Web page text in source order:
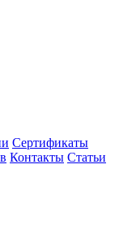
Сертификаты
Контакты Статьи